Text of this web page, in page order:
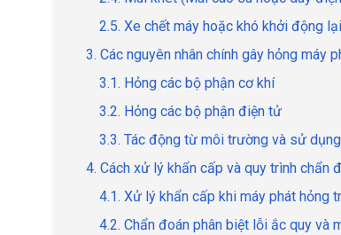
2.5. Xe chết máy hoặc khó khởi động lại
3. Các nguyên nhân chính gây hỏng máy
3.1. Hỏng các bộ phận cơ khí
3.2. Hỏng các bộ phận điện tử
3.3. Tác động từ môi trường và sử dụng
4. Cách xử lý khẩn cấp và quy trình chẩn
4.1. Xử lý khẩn cấp khi máy phát hỏng
4.2. Chẩn đoán phân biệt lỗi ắc quy và